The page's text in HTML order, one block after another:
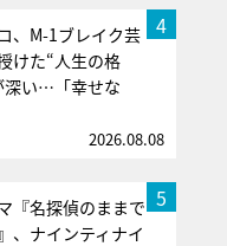
4
、M-1ブレイク芸
けた“人生の格
深い…「幸せな
2026.08.08
5
『名探偵のままで
、ナインティナイ